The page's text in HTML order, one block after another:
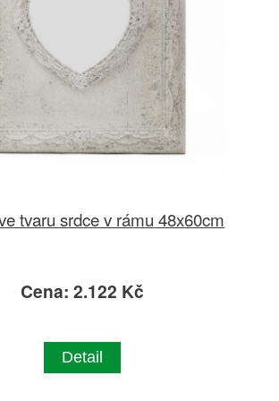
tvaru srdce v rámu 48x60cm
Cena: 2.122 Kč
Detail